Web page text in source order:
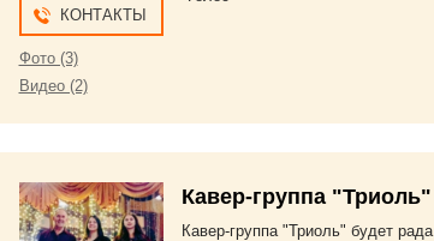
КОНТАКТЫ
Фото (3)
Видео (2)
Кавер-группа "Триоль"
Кавер-группа "Триоль" будет рада